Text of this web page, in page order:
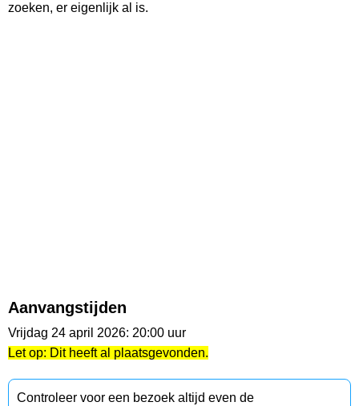
zoeken, er eigenlijk al is.
Aanvangstijden
Vrijdag 24 april 2026: 20:00 uur
Let op: Dit heeft al plaatsgevonden.
Controleer voor een bezoek altijd even de